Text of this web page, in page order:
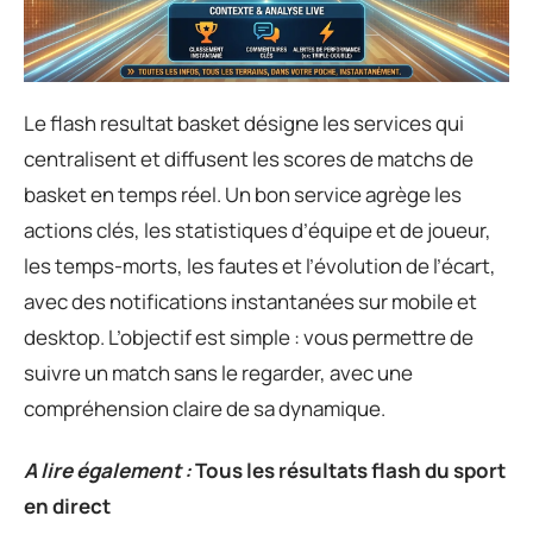
Le flash resultat basket désigne les services qui
centralisent et diffusent les scores de matchs de
basket en temps réel. Un bon service agrège les
actions clés, les statistiques d’équipe et de joueur,
les temps-morts, les fautes et l’évolution de l’écart,
avec des notifications instantanées sur mobile et
desktop. L’objectif est simple : vous permettre de
suivre un match sans le regarder, avec une
compréhension claire de sa dynamique.
A lire également :Tous les résultats flash du sport
en direct